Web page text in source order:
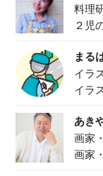
料理
２児
まる
イラ
イラ
あき
画家
画家